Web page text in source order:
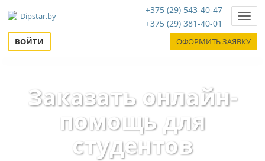
+375 (29) 543-40-47
+375 (29) 381-40-01
ВОЙТИ ОФОРМИТЬ ЗАЯВКУ
Заказать онлайн-
помощь для
студентов